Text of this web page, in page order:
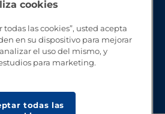
cookies
todas las cookies”, usted acepta
en su dispositivo para mejorar
el uso del mismo, y
para marketing.
todas las